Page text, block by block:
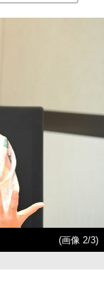
(画像 2/3)